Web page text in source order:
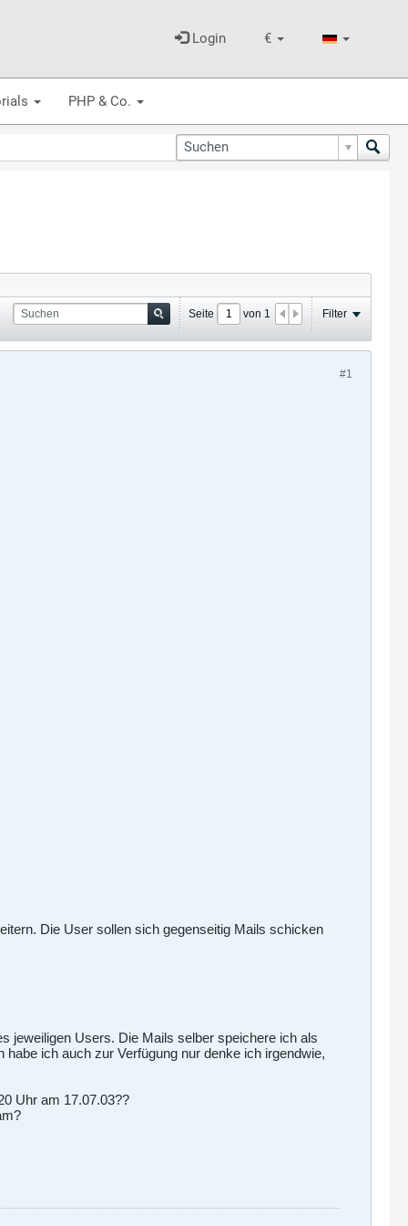
€
Login
PHP & Co.
Seite von 1 Filter
#1
Die User sollen sich gegenseitig Mails schicken
jeweiligen Users. Die Mails selber speichere ich als
ich auch zur Verfügung nur denke ich irgendwie,
Uhr am 17.07.03??